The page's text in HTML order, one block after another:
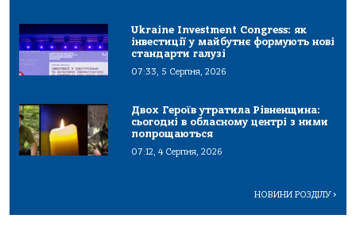
Ukraine Investment Congress: як
інвестиції у майбутнє формують нові
стандарти галузі
07:33, 5 Серпня, 2026
Двох Героїв утратила Рівненщина:
сьогодні в обласному центрі з ними
попрощаються
07:12, 4 Серпня, 2026
НОВИНИ РОЗДІЛУ>